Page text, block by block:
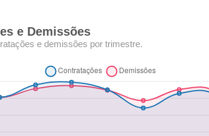
e Demissões
e demissões por trimestre.